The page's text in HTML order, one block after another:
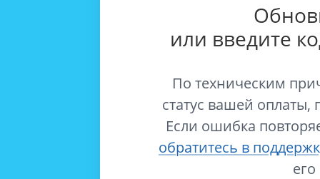
или введите
По техническим
статус вашей оплаты,
Если ошибка
обратитесь в
его